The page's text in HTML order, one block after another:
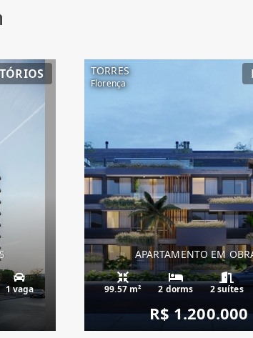
1 vaga
TORRES
Florença
APARTAMENTO EM
99.57 m² 2 dorms 2 suítes
R$ 1.200.000